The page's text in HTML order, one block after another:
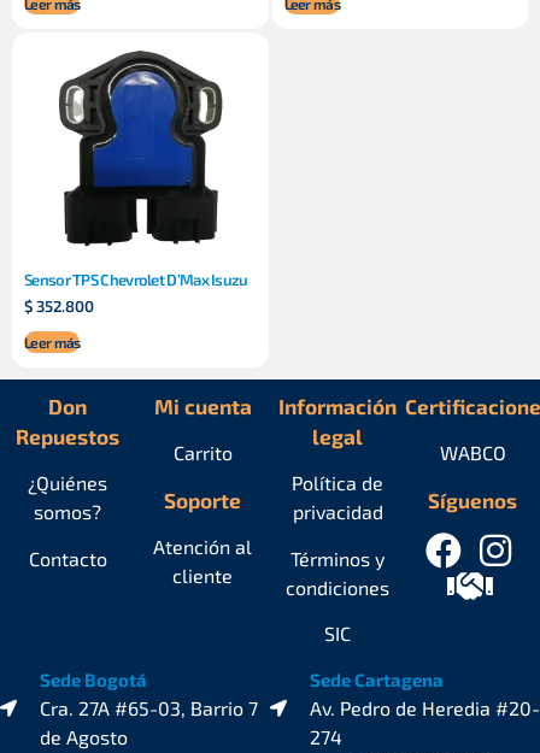
Sensor TPS Chevrolet D’Max Isuzu
$352.800
Leer más
Don
Repuestos
¿Quiénes
somos?
Contacto
Mi cuenta
Carrito
Soporte
Atención al
cliente
Información
legal
Política de
privacidad
Términos y
condiciones
SIC
Síguenos
WABCO
Sede Bogotá
Cra. 27A #65-03, Barrio 7
de Agosto
Sede Cartagena
Av. Pedro de Heredia #20-
274